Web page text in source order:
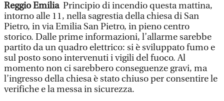
Reggio EmiliaPrincipio di incendio questa mattina,
intorno alle 11, nella sagrestia della chiesa di San
Pietro, in via Emilia San Pietro, in pieno centro
storico. Dalle prime informazioni, l’allarme sarebbe
partito da un quadro elettrico: si è sviluppato fumo e
sul posto sono intervenuti i vigili del fuoco. Al
momento non ci sarebbero conseguenze gravi, ma
l’ingresso della chiesa è stato chiuso per consentire le
verifiche e la messa in sicurezza.